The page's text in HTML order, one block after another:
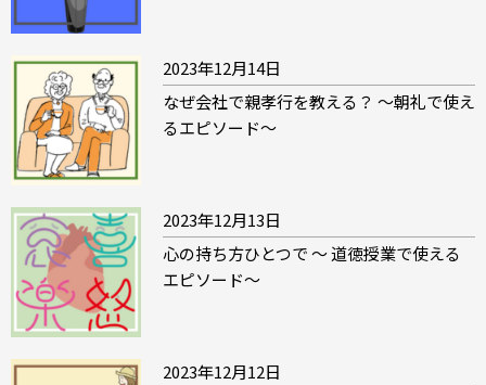
2023年12月14日
なぜ会社で親孝行を教える？ ～朝礼で使え
るエピソード～
2023年12月13日
心の持ち方ひとつで ～ 道徳授業で使える
エピソード～
2023年12月12日